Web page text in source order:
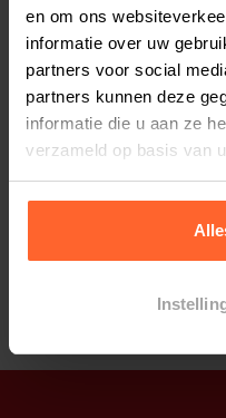
en om ons
informatie over uw
partners voor social
partners kunnen deze
informatie die u aan ze
verzameld op basis van
Elke
8 weken